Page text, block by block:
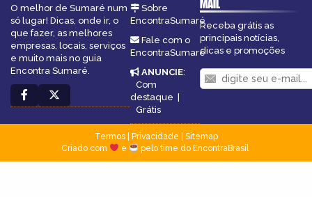
O melhor de Sumaré num
só lugar! Dicas, onde ir, o
que fazer, as melhores
empresas, locais, serviços
e muito mais no guia
Encontra Sumaré.
Sobre
EncontraSumaré
Fale com o
EncontraSumaré
ANUNCIE:
Com
destaque
Grátis
MAIL
Receba grátis as
principais notícias,
dicas e promoções
Termos| Privacidade
Sitemap
Criado com
e pelo time do EncontraBrasil